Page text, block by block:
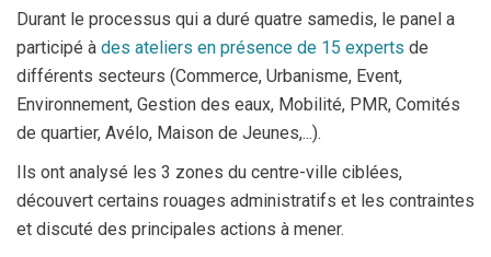
Durant le processus qui a duré quatre samedis, le panel a
participé à des ateliers en présence de 15 experts de
différents secteurs (Commerce, Urbanisme, Event,
Environnement, Gestion des eaux, Mobilité, PMR, Comités
de quartier, Avélo, Maison de Jeunes,...).
Ils ont analysé les 3 zones du centre-ville ciblées,
découvert certains rouages administratifs et les contraintes
et discuté des principales actions à mener.